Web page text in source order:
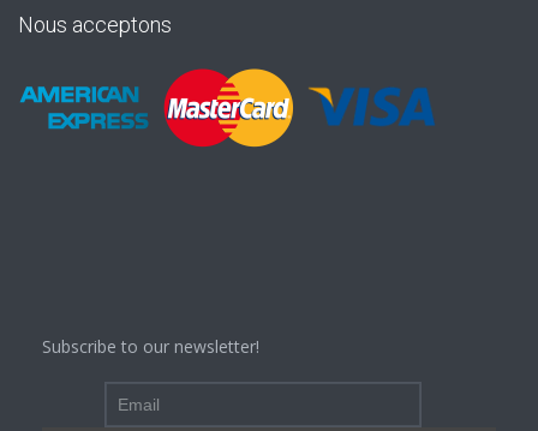
Nous acceptons
Subscribe to our newsletter!